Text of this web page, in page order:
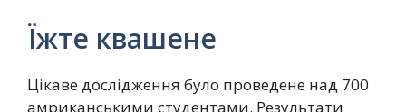
Їжте квашене
Цікаве дослідження було проведене над 700
амриканськими студентами. Результати